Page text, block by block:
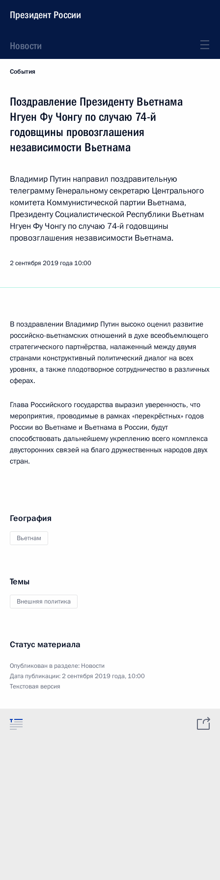
Президент России
Новости
События
Поздравление Президенту Вьетнама
Нгуен Фу Чонгу по случаю 74-й
годовщины провозглашения
независимости Вьетнама
Владимир Путин направил поздравительную
телеграмму Генеральному секретарю Центрального
комитета Коммунистической партии Вьетнама,
Президенту Социалистической Республики Вьетнам
Нгуен Фу Чонгу по случаю 74-й годовщины
провозглашения независимости Вьетнама.
2 сентября 2019 года 10:00
В поздравлении Владимир Путин высоко оценил развитие
российско-вьетнамских отношений в духе всеобъемлющего
стратегического партнёрства, налаженный между двумя
странами конструктивный политический диалог на всех
уровнях, а также плодотворное сотрудничество в различных
сферах.
Глава Российского государства выразил уверенность, что
мероприятия, проводимые в рамках «перекрёстных» годов
России во Вьетнаме и Вьетнама в России, будут
способствовать дальнейшему укреплению всего комплекса
двусторонних связей на благо дружественных народов двух
стран.
География
Вьетнам
Темы
Внешняя политика
Статус материала
Опубликован в разделе: Новости
Дата публикации:2 сентября 2019 года, 10:00
Текстовая версия